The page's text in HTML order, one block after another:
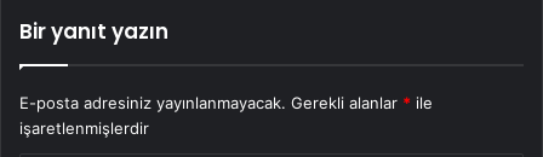
Bir yanıt yazın
E-posta adresiniz yayınlanmayacak. Gerekli alanlar * ile
işaretlenmişlerdir